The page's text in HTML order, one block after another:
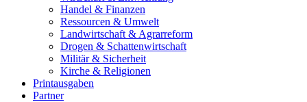
Handel & Finanzen
Ressourcen & Umwelt
Landwirtschaft & Agrarreform
Drogen & Schattenwirtschaft
Militär & Sicherheit
Kirche & Religionen
Printausgaben
Partner